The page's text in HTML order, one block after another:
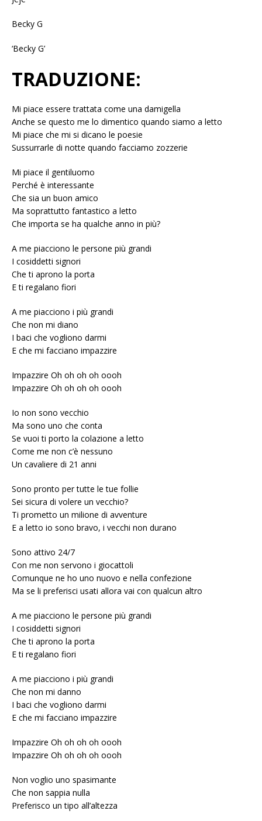
Becky G
‘Becky G’
TRADUZIONE:
Mi piace essere trattata come una damigella
Anche se questo me lo dimentico quando siamo a letto
Mi piace che mi si dicano le poesie
Sussurrarle di notte quando facciamo zozzerie
Mi piace il gentiluomo
Perché è interessante
Che sia un buon amico
Ma soprattutto fantastico a letto
Che importa se ha qualche anno in più?
A me piacciono le persone più grandi
I cosiddetti signori
Che ti aprono la porta
E ti regalano fiori
A me piacciono i più grandi
Che non mi diano
I baci che vogliono darmi
E che mi facciano impazzire
Impazzire Oh oh oh oh oooh
Impazzire Oh oh oh oh oooh
Io non sono vecchio
Ma sono uno che conta
Se vuoi ti porto la colazione a letto
Come me non c’è nessuno
Un cavaliere di 21 anni
Sono pronto per tutte le tue follie
Sei sicura di volere un vecchio?
Ti prometto un milione di avventure
E a letto io sono bravo, i vecchi non durano
Sono attivo 24/7
Con me non servono i giocattoli
Comunque ne ho uno nuovo e nella confezione
Ma se li preferisci usati allora vai con qualcun altro
A me piacciono le persone più grandi
I cosiddetti signori
Che ti aprono la porta
E ti regalano fiori
A me piacciono i più grandi
Che non mi danno
I baci che vogliono darmi
E che mi facciano impazzire
Impazzire Oh oh oh oh oooh
Impazzire Oh oh oh oh oooh
Non voglio uno spasimante
Che non sappia nulla
Preferisco un tipo all’altezza